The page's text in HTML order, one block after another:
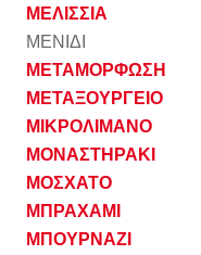
ΜΕΛΙΣΣΙΑ
ΜΕΝΙΔΙ
ΜΕΤΑΜΟΡΦΩΣΗ
ΜΕΤΑΞΟΥΡΓΕΙΟ
ΜΙΚΡΟΛΙΜΑΝΟ
ΜΟΝΑΣΤΗΡΑΚΙ
ΜΟΣΧΑΤΟ
ΜΠΡΑΧΑΜΙ
ΜΠΟΥΡΝΑΖΙ